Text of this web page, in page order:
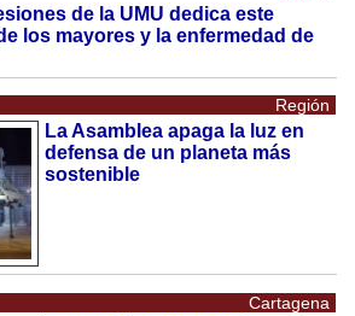
de la UMU dedica este
los mayores y la enfermedad de
Región
La Asamblea apaga la luz en
defensa de un planeta más
sostenible
Cartagena